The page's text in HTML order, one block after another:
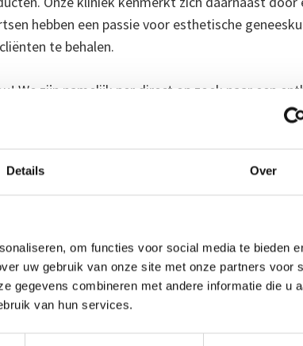
Details Over
om functies voor social media te bieden
uw gebruik van onze site met onze partners voor
gegevens combineren met andere informatie die u
van hun services.
hebben een passie voor esthetische
te behalen.
We zijn namelijk per direct op zoek naar een
behandelplannen gericht op de wensen van de
Je verricht de cosmetische
dossiers en documentatie etc.);